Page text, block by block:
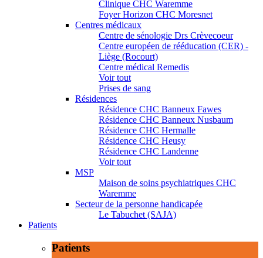
Clinique CHC Waremme
Foyer Horizon CHC Moresnet
Centres médicaux
Centre de sénologie Drs Crèvecoeur
Centre européen de rééducation (CER) -
Liège (Rocourt)
Centre médical Remedis
Voir tout
Prises de sang
Résidences
Résidence CHC Banneux Fawes
Résidence CHC Banneux Nusbaum
Résidence CHC Hermalle
Résidence CHC Heusy
Résidence CHC Landenne
Voir tout
MSP
Maison de soins psychiatriques CHC
Waremme
Secteur de la personne handicapée
Le Tabuchet (SAJA)
Patients
Patients